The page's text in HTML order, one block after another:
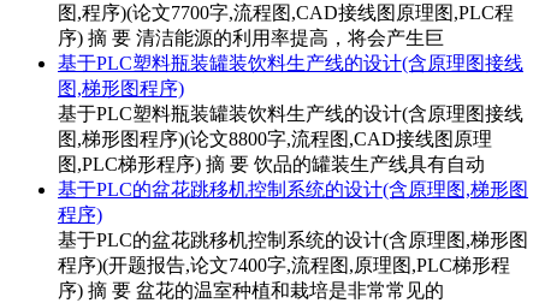
图,程序)(论文7700字,流程图,CAD接线图原理图,PLC程
序) 摘 要 清洁能源的利用率提高，将会产生巨
基于PLC塑料瓶装罐装饮料生产线的设计(含原理图接线
图,梯形图程序)
基于PLC塑料瓶装罐装饮料生产线的设计(含原理图接线
图,梯形图程序)(论文8800字,流程图,CAD接线图原理
图,PLC梯形程序) 摘 要 饮品的罐装生产线具有自动
基于PLC的盆花跳移机控制系统的设计(含原理图,梯形图
程序)
基于PLC的盆花跳移机控制系统的设计(含原理图,梯形图
程序)(开题报告,论文7400字,流程图,原理图,PLC梯形程
序) 摘 要 盆花的温室种植和栽培是非常常见的